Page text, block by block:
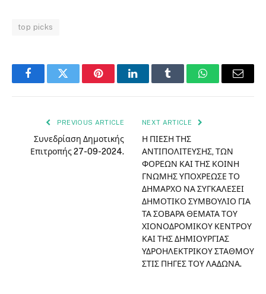
top picks
FacebookTwitter PinterestLinkedInTumblr WhatsAppEmail
PREVIOUS ARTICLE
Συνεδρίαση Δημοτικής
Επιτροπής 27-09-2024.
NEXT ARTICLE
Η ΠΙΕΣΗ ΤΗΣ
ΑΝΤΙΠΟΛΙΤΕΥΣΗΣ, ΤΩΝ
ΦΟΡΕΩΝ ΚΑΙ ΤΗΣ ΚΟΙΝΗ
ΓΝΩΜΗΣ ΥΠΟΧΡΕΩΣΕ ΤΟ
ΔΗΜΑΡΧΟ ΝΑ ΣΥΓΚΑΛΕΣΕΙ
ΔΗΜΟΤΙΚΟ ΣΥΜΒΟΥΛΙΟ ΓΙΑ
ΤΑ ΣΟΒΑΡΑ ΘΕΜΑΤΑ ΤΟΥ
ΧΙΟΝΟΔΡΟΜΙΚΟΥ ΚΕΝΤΡΟΥ
ΚΑΙ ΤΗΣ ΔΗΜΙΟΥΡΓΙΑΣ
ΥΔΡΟΗΛΕΚΤΡΙΚΟΥ ΣΤΑΘΜΟΥ
ΣΤΙΣ ΠΗΓΕΣ ΤΟΥ ΛΑΔΩΝΑ.